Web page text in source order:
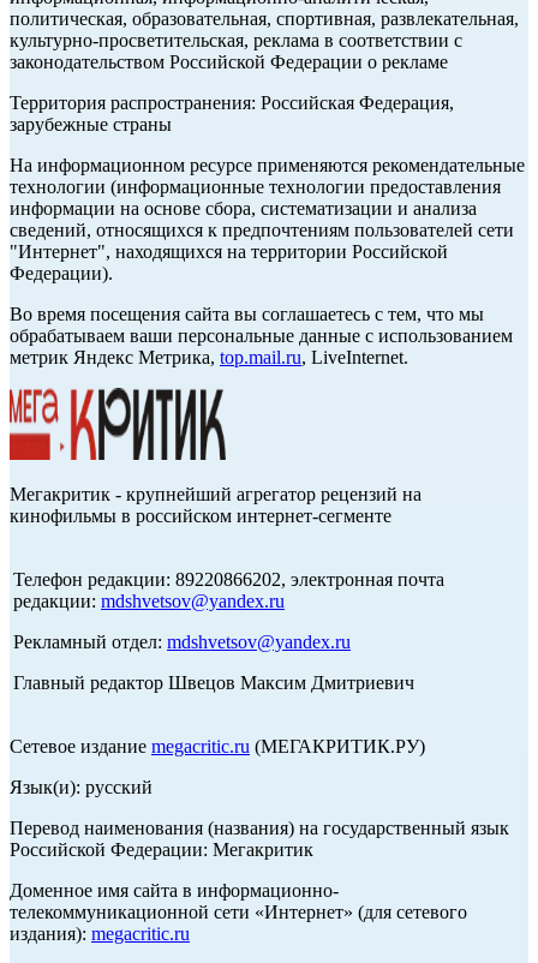
политическая, образовательная, спортивная, развлекательная,
культурно-просветительская, реклама в соответствии с
законодательством Российской Федерации о рекламе
Территория распространения: Российская Федерация,
зарубежные страны
На информационном ресурсе применяются рекомендательные
технологии (информационные технологии предоставления
информации на основе сбора, систематизации и анализа
сведений, относящихся к предпочтениям пользователей сети
"Интернет", находящихся на территории Российской
Федерации).
Во время посещения сайта вы соглашаетесь с тем, что мы
обрабатываем ваши персональные данные с использованием
метрик Яндекс Метрика, top.mail.ru, LiveInternet.
Мегакритик - крупнейший агрегатор рецензий на
кинофильмы в российском интернет-сегменте
Телефон редакции: 89220866202, электронная почта
редакции: mdshvetsov@yandex.ru
Рекламный отдел: mdshvetsov@yandex.ru
Главный редактор Швецов Максим Дмитриевич
Сетевое издание megacritic.ru (МЕГАКРИТИК.РУ)
Язык(и): русский
Перевод наименования (названия) на государственный язык
Российской Федерации: Мегакритик
Доменное имя сайта в информационно-
телекоммуникационной сети «Интернет» (для сетевого
издания): megacritic.ru